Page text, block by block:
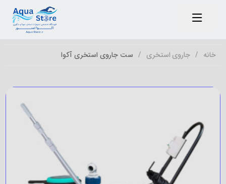
خانه جاروی استخری ست جاروی استخری آکوا